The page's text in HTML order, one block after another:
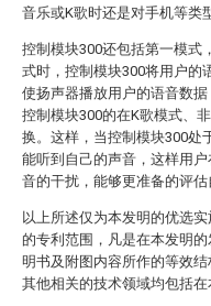
音乐或K歌时还是对手机等类
控制模块300还包括第一模式
式时，控制模块300将用户的
使扬声器播放用户的语音数
控制模块300的在K歌模式、
换。这样，当控制模块300处
能听到自己的声音，这样用
音的干扰，能够更准备的评估
以上所述仅为本发明的优选
的专利范围，凡是在本发明
明书及附图内容所作的等效
其他相关的技术领域均包括在